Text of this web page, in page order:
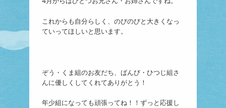
これからも自分らしく、のびのびと大きくなっ
ていってほしいと思います。
ぞう・くま組のお友だち、ばんび・ひつじ組さ
んに優しくしてくれてありがとう！
年少組になっても頑張ってね！！ずっと応援し